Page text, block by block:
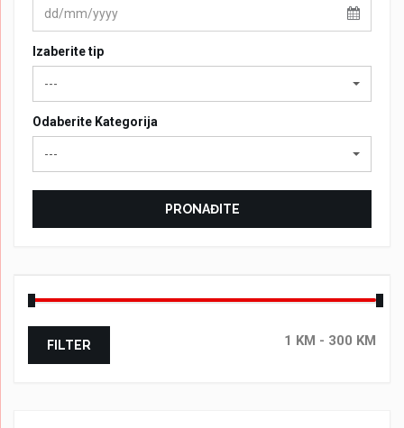
Izaberite tip
---
Odaberite Kategorija
---
PRONAĐITE
FILTER